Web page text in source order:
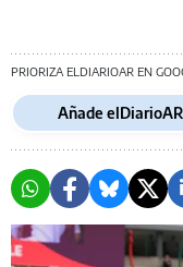
PRIORIZA ELDIARIOAR EN
Añade